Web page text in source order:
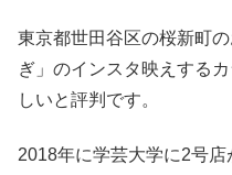
東京都世田谷区の桜新町
ぎ」のインスタ映えする
しいと評判です。
2018年に学芸大学に2号